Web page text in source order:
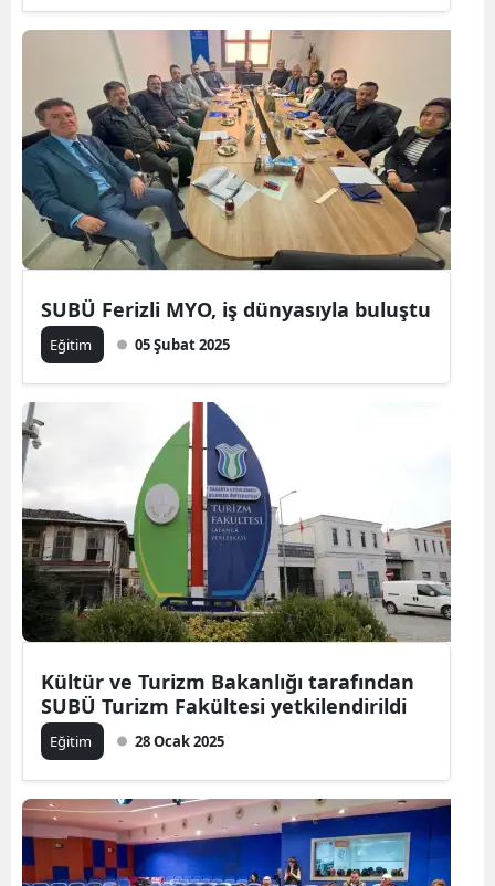
SUBÜ Ferizli MYO, iş dünyasıyla buluştu
Eğitim 05 Şubat 2025
Kültür ve Turizm Bakanlığı tarafından
SUBÜ Turizm Fakültesi yetkilendirildi
Eğitim 28 Ocak 2025